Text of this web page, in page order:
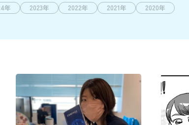
年 2023年 2022年 2021年
2020年